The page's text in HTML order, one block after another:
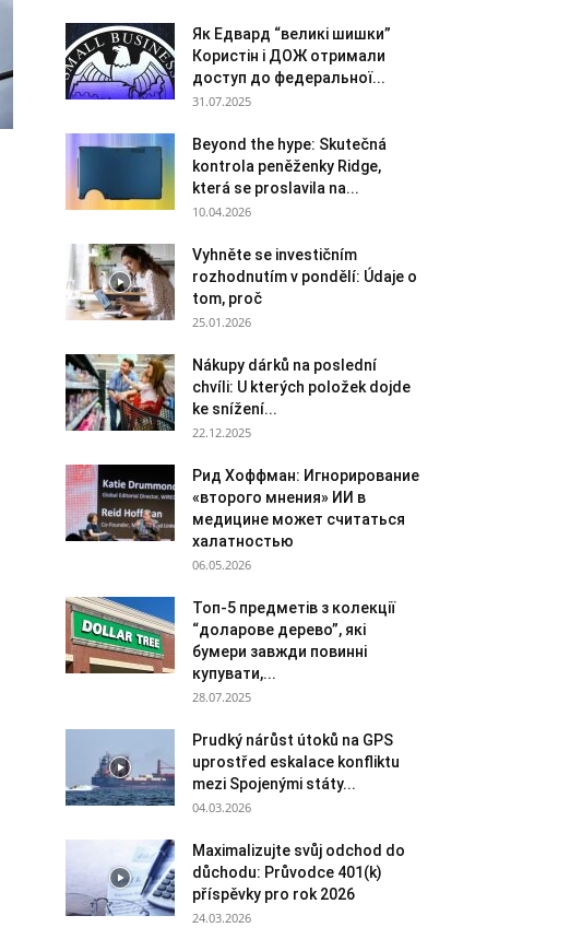
Як Едвард “великі шишки”
Користін і ДОЖ отримали
доступ до федеральної...
31.07.2025
Beyond the hype: Skutečná
kontrola peněženky Ridge,
která se proslavila na...
10.04.2026
Vyhněte se investičním
rozhodnutím v pondělí: Údaje o
tom, proč
25.01.2026
Nákupy dárků na poslední
chvíli: U kterých položek dojde
ke snížení...
22.12.2025
Рид Хоффман: Игнорирование
«второго мнения» ИИ в
медицине может считаться
халатностью
06.05.2026
Топ-5 предметів з колекції
“доларове дерево”, які
бумери завжди повинні
купувати,...
28.07.2025
Prudký nárůst útoků na GPS
uprostřed eskalace konfliktu
mezi Spojenými státy...
04.03.2026
Maximalizujte svůj odchod do
důchodu: Průvodce 401(k)
příspěvky pro rok 2026
24.03.2026